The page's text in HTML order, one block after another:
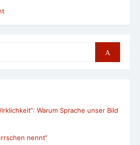
Search
Warum Sprache unser Bild
nennt“